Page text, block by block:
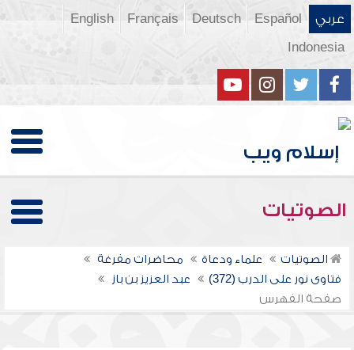
عربي Español
Deutsch
Français
English
Indonesia
الصوتيات
الصوتيات علماء ودعاة
محاضرات مفرغة
فتاوى نور على الدرب (372)
عبد العزيز بن باز
صفحة الفهرس